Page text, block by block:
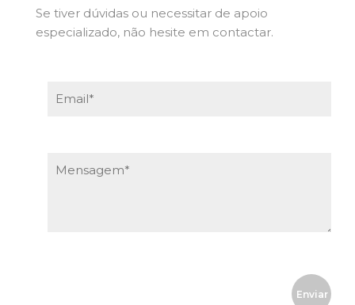
Se tiver dúvidas ou necessitar de apoio
especializado, não hesite em contactar.